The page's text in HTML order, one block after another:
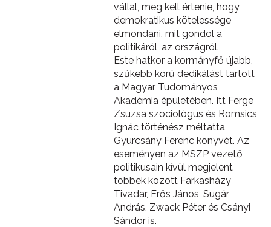
vállal, meg kell értenie, hogy
demokratikus kötelessége
elmondani, mit gondol a
politikáról, az országról.
Este hatkor a kormányfő újabb,
szűkebb körű dedikálást tartott
a Magyar Tudományos
Akadémia épületében. Itt Ferge
Zsuzsa szociológus és Romsics
Ignác történész méltatta
Gyurcsány Ferenc könyvét. Az
eseményen az MSZP vezető
politikusain kívül megjelent
többek között Farkasházy
Tivadar, Erős János, Sugár
András, Zwack Péter és Csányi
Sándor is.